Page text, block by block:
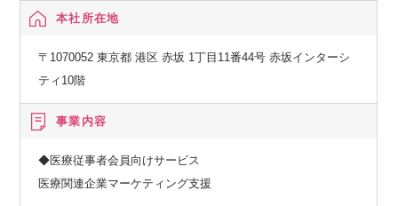
本社所在地
〒1070052 東京都 港区 赤坂 1丁目11番44号 赤坂インターシ
ティ10階
事業内容
◆医療従事者会員向けサービス
医療関連企業マーケティング支援